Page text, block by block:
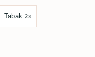
Tabak 2×